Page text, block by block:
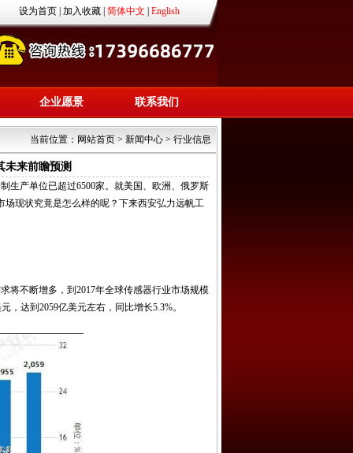
设为首页 加入收藏 简体中文 English
企业愿景 联系我们
当前位置： 网站首页 > 新闻中心 > 行业信息
未来前瞻预测
产单位已超过6500家。就美国、欧洲、俄罗斯
场现状究竟是怎么样的呢？下来西安弘力远帆工
不断增多，到2017年全球传感器行业市场规模
，达到2059亿美元左右，同比增长5.3%。